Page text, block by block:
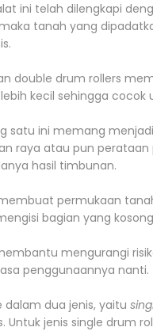
ini telah dilengkapi
tanah yang
double drum rollers
kecil sehingga
satu ini memang
raya atau pun
hasil timbunan.
permukaan
bagian yang
mengurangi
penggunaannya nanti.
dalam dua jenis, yaitu
Untuk jenis single drum